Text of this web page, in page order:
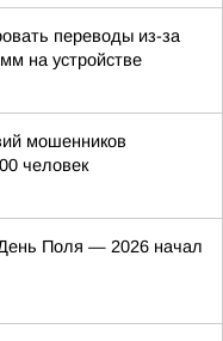
переводы из-за
на устройстве
мошенников
человек
Поля — 2026 начал